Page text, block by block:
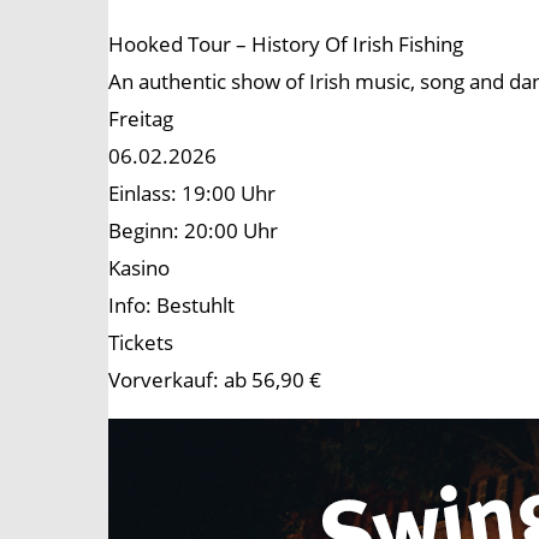
Hooked Tour – History Of Irish Fishing
An authentic show of Irish music, song and
Freitag
06.02.2026
Einlass: 19:00 Uhr
Beginn: 20:00 Uhr
Kasino
Info: Bestuhlt
Tickets
Vorverkauf: ab 56,90 €